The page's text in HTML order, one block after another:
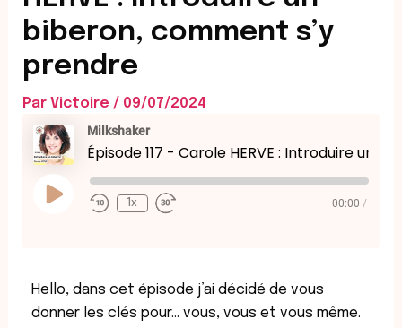
biberon, comment s’y
prendre
Par Victoire / 09/07/2024
Milkshaker
Episode
10
Seconds
1x
seconds
00:00 /
Hello, dans cet épisode j’ai décidé de vous
donner les clés pour… vous, vous et vous même.